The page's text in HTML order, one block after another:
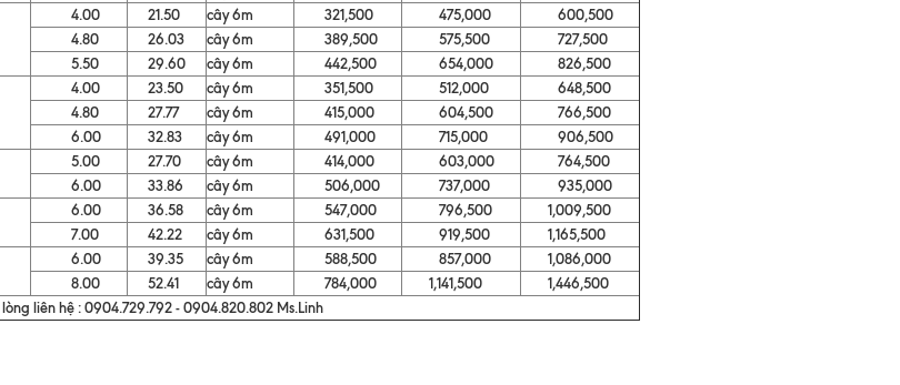
4.00 21.50 cây 6m 321,500 475,000
600,500
4.80 26.03 cây 6m 389,500 575,500
727,500
5.50 29.60 cây 6m 442,500 654,000
826,500
4.00 23.50 cây 6m 351,500 512,000
648,500
4.80 27.77 cây 6m 415,000 604,500
766,500
6.00 32.83 cây 6m 491,000 715,000
906,500
5.00 27.70 cây 6m 414,000 603,000
764,500
6.00 33.86 cây 6m 506,000 737,000
935,000
6.00 36.58 cây 6m 547,000 796,500
1,009,500
7.00 42.22 cây 6m 631,500 919,500
1,165,500
6.00 39.35 cây 6m 588,500 857,000
1,086,000
8.00 52.41 cây 6m 784,000 1,141,500
1,446,500
liên hệ : 0904.729.792 - 0904.820.802 Ms.Linh